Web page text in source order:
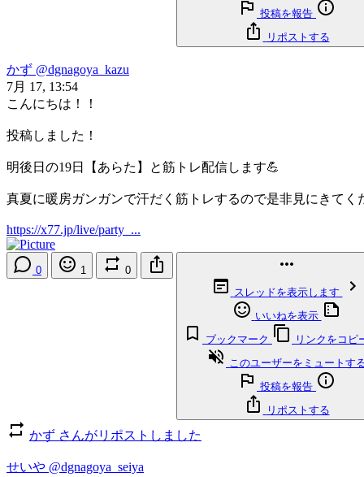
投稿を報告
リポストする
かず @dgnagoya_kazu
7月 17, 13:54
こんにちは！！
投稿しました！
明後日の19日【あらた】と筋トレ配信します💪
真夏に暖房ガンガンで汗だく筋トレするので是非見にきてく
https://x77.jp/live/party_...
0 1
0
スレッドを表示します
いいねを表示
ブックマーク
リンクをコピ
このユーザーをミュートす
投稿を報告
リポストする
かず さんがリポストしました
せいや @dgnagoya_seiya